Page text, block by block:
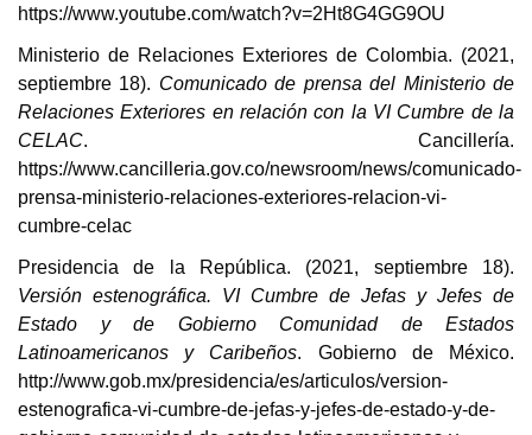
https://www.youtube.com/watch?v=2Ht8G4GG9OU
Ministerio de Relaciones Exteriores de Colombia. (2021,
septiembre 18). Comunicado de prensa del Ministerio de
Relaciones Exteriores en relación con la VI Cumbre de la
CELAC. Cancillería.
https://www.cancilleria.gov.co/newsroom/news/comunicado-
prensa-ministerio-relaciones-exteriores-relacion-vi-
cumbre-celac
Presidencia de la República. (2021, septiembre 18).
Versión estenográfica. VI Cumbre de Jefas y Jefes de
Estado y de Gobierno Comunidad de Estados
Latinoamericanos y Caribeños. Gobierno de México.
http://www.gob.mx/presidencia/es/articulos/version-
estenografica-vi-cumbre-de-jefas-y-jefes-de-estado-y-de-